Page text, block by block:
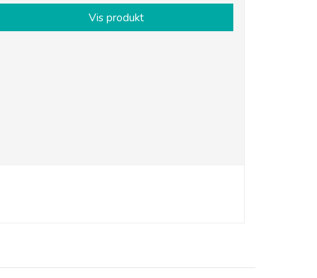
Vis produkt